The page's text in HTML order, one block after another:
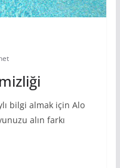
bilgi almak için Alo
alın farkı